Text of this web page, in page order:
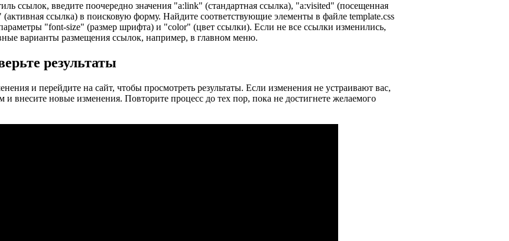
ссылок, введите поочередно значения "a:link" (стандартная ссылка), "a:visited" (посещенная
ссылка) в поисковую форму. Найдите соответствующие элементы в файле template.css
"font-size" (размер шрифта) и "color" (цвет ссылки). Если не все ссылки изменились,
варианты размещения ссылок, например, в главном меню.
результаты
и перейдите на сайт, чтобы просмотреть результаты. Если изменения не устраивают вас,
и внесите новые изменения. Повторите процесс до тех пор, пока не достигнете желаемого